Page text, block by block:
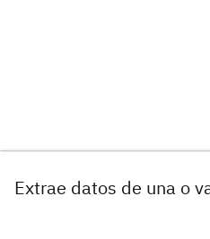
Extrae datos de una o